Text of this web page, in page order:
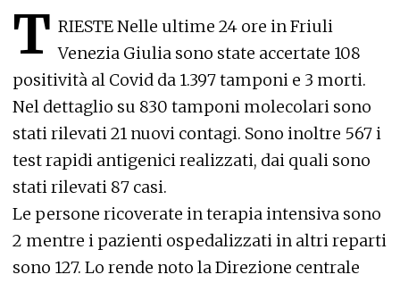
T RIESTE Nelle ultime 24 ore in Friuli
Venezia Giulia sono state accertate 108
positività al Covid da 1.397 tamponi e 3 morti.
Nel dettaglio su 830 tamponi molecolari sono
stati rilevati 21 nuovi contagi. Sono inoltre 567 i
test rapidi antigenici realizzati, dai quali sono
stati rilevati 87 casi.
Le persone ricoverate in terapia intensiva sono
2 mentre i pazienti ospedalizzati in altri reparti
sono 127. Lo rende noto la Direzione centrale